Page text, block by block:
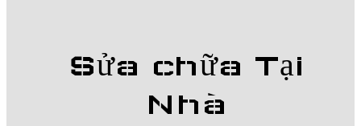
Sửa chữa Tại
Nhà